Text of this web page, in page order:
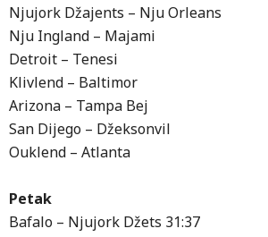
Njujork Džajents – Nju Orleans
Nju Ingland – Majami
Detroit – Tenesi
Klivlend – Baltimor
Arizona – Tampa Bej
San Dijego – Džeksonvil
Ouklend – Atlanta
Petak
Bafalo – Njujork Džets 31:37